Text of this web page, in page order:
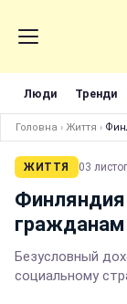
Люди Тренди
Головна › Життя ›
ЖИТТЯ 03
Финляндия
гражданам
Безусловный
социальному